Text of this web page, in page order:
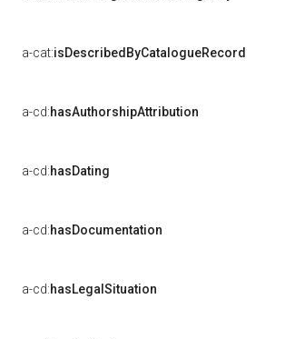
a-cat:isDescribedByCatalogueRecord
a-cd:hasAuthorshipAttribution
a-cd:hasDating
a-cd:hasDocumentation
a-cd:hasLegalSituation